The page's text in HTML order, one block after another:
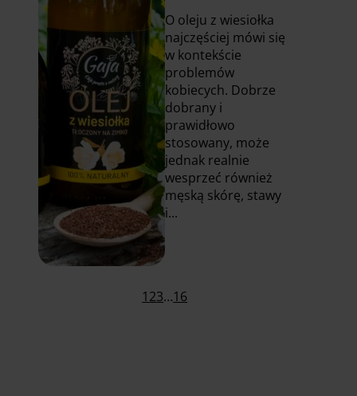
O oleju z wiesiołka
najczęściej mówi się
w kontekście
problemów
kobiecych. Dobrze
dobrany i
prawidłowo
stosowany, może
jednak realnie
wesprzeć również
męską skórę, stawy
i...
123…16